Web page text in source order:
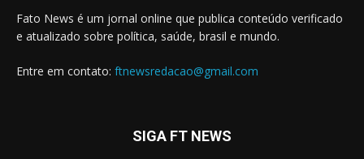
Fato News é um jornal online que publica conteúdo verificado
e atualizado sobre política, saúde, brasil e mundo.
Entre em contato: ftnewsredacao@gmail.com
SIGA FT NEWS